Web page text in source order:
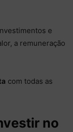
e
a remuneração
com todas as
no